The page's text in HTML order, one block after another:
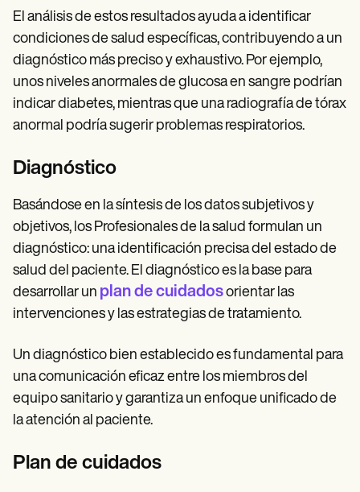
El análisis de estos resultados ayuda a identificar
condiciones de salud específicas, contribuyendo a un
diagnóstico más preciso y exhaustivo. Por ejemplo,
unos niveles anormales de glucosa en sangre podrían
indicar diabetes, mientras que una radiografía de tórax
anormal podría sugerir problemas respiratorios.
Diagnóstico
Basándose en la síntesis de los datos subjetivos y
objetivos, los Profesionales de la salud formulan un
diagnóstico: una identificación precisa del estado de
salud del paciente. El diagnóstico es la base para
desarrollar un plan de cuidadosorientar las
intervenciones y las estrategias de tratamiento.
Un diagnóstico bien establecido es fundamental para
una comunicación eficaz entre los miembros del
equipo sanitario y garantiza un enfoque unificado de
la atención al paciente.
Plan de cuidados